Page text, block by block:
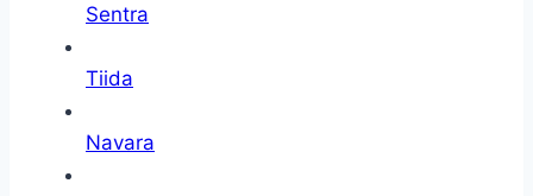
Sentra
Tiida
Navara